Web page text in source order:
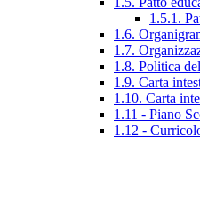
1.5.1.
1.6.
1.7.
1.8. Politica
1.9. Carta
1.10. Carta
1.11 - Piano
1.12 -